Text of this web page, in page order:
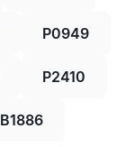
P0949
P2410
B1886